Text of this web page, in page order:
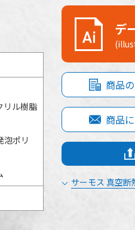
リル樹脂
泡ポリ
デ
商品
商品
サーモス 真空